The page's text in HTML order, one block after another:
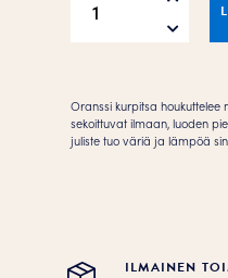
kimallus
Oranssi kurpitsa houkuttelee
sekoittuvat ilmaan, luoden
juliste tuo väriä ja lämpöä
ILMAINEN